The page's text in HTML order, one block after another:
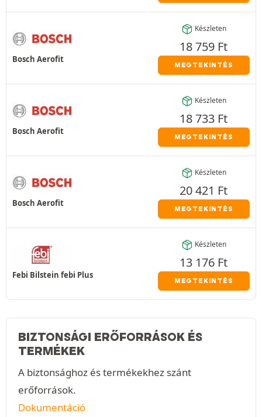
Bosch Aerofit
Készleten
18 759 Ft
MEGTEKINTÉS
Bosch Aerofit
Készleten
18 733 Ft
MEGTEKINTÉS
Bosch Aerofit
Készleten
20 421 Ft
MEGTEKINTÉS
Febi Bilstein febi Plus
Készleten
13 176 Ft
MEGTEKINTÉS
BIZTONSÁGI ERŐFORRÁSOK ÉS
TERMÉKEK
A biztonsághoz és termékekhez szánt
erőforrások.
Dokumentáció